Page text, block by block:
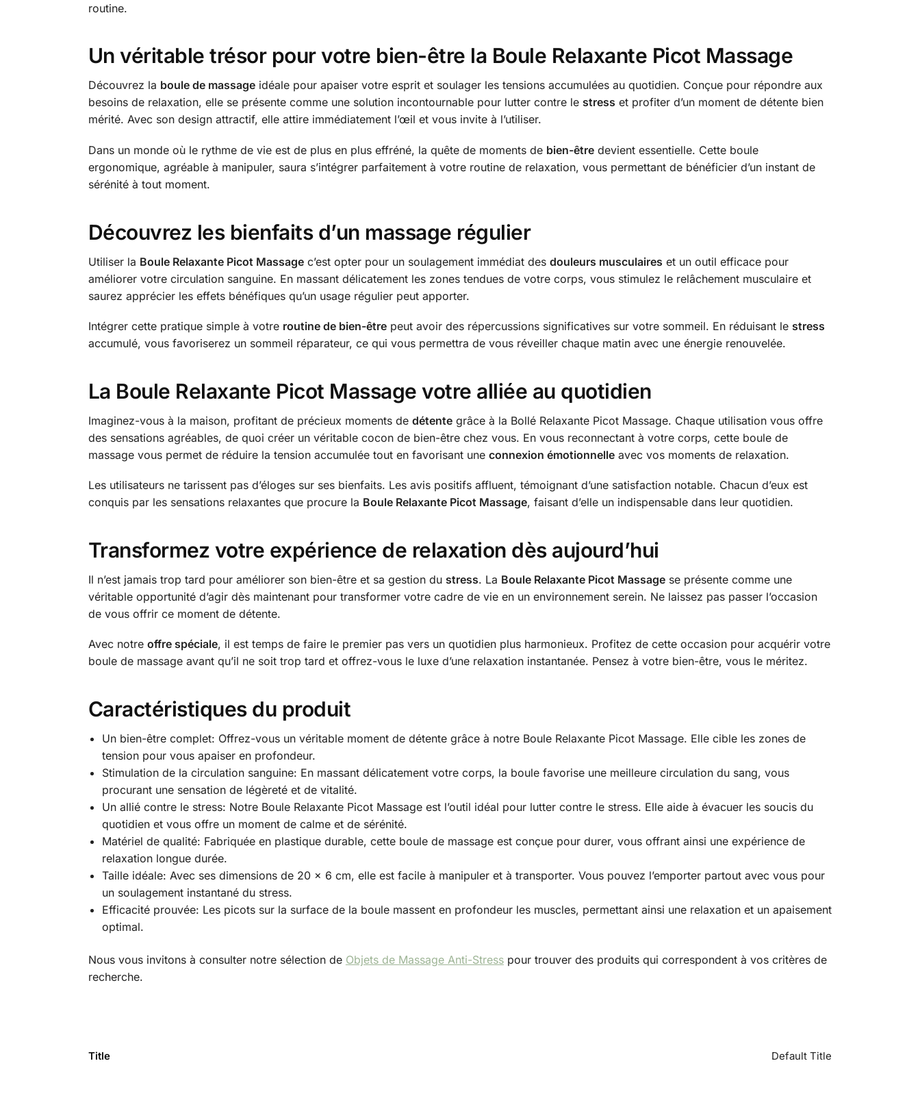
routine.
Un véritable trésor pour votre bien-être la Boule Relaxante Picot Massage
Découvrez la boule de massageidéale pour apaiser votre esprit et soulager les tensions accumulées au quotidien. Conçue pour répondre aux
besoins de relaxation, elle se présente comme une solution incontournable pour lutter contre le stress et profiter d’un moment de détente bien
mérité. Avec son design attractif, elle attire immédiatement l’œil et vous invite à l’utiliser.
Dans un monde où le rythme de vie est de plus en plus effréné, la quête de moments de bien-êtredevient essentielle. Cette boule
ergonomique, agréable à manipuler, saura s’intégrer parfaitement à votre routine de relaxation, vous permettant de bénéficier d’un instant de
sérénité à tout moment.
Découvrez les bienfaits d’un massage régulier
Utiliser la Boule Relaxante Picot Massagec’est opter pour un soulagement immédiat des douleurs musculaires et un outil efficace pour
améliorer votre circulation sanguine. En massant délicatement les zones tendues de votre corps, vous stimulez le relâchement musculaire et
saurez apprécier les effets bénéfiques qu’un usage régulier peut apporter.
Intégrer cette pratique simple à votre routine de bien-êtrepeut avoir des répercussions significatives sur votre sommeil. En réduisant le stress
accumulé, vous favoriserez un sommeil réparateur, ce qui vous permettra de vous réveiller chaque matin avec une énergie renouvelée.
La Boule Relaxante Picot Massage votre alliée au quotidien
Imaginez-vous à la maison, profitant de précieux moments de détentegrâce à la Bollé Relaxante Picot Massage. Chaque utilisation vous offre
des sensations agréables, de quoi créer un véritable cocon de bien-être chez vous. En vous reconnectant à votre corps, cette boule de
massage vous permet de réduire la tension accumulée tout en favorisant une connexion émotionnelleavec vos moments de relaxation.
Les utilisateurs ne tarissent pas d’éloges sur ses bienfaits. Les avis positifs affluent, témoignant d’une satisfaction notable. Chacun d’eux est
conquis par les sensations relaxantes que procure la Boule Relaxante Picot Massage, faisant d’elle un indispensable dans leur quotidien.
Transformez votre expérience de relaxation dès aujourd’hui
Il n’est jamais trop tard pour améliorer son bien-être et sa gestion du stress. La Boule Relaxante Picot Massagese présente comme une
véritable opportunité d’agir dès maintenant pour transformer votre cadre de vie en un environnement serein. Ne laissez pas passer l’occasion
de vous offrir ce moment de détente.
Avec notre offre spéciale, il est temps de faire le premier pas vers un quotidien plus harmonieux. Profitez de cette occasion pour acquérir votre
boule de massage avant qu’il ne soit trop tard et offrez-vous le luxe d’une relaxation instantanée. Pensez à votre bien-être, vous le méritez.
Caractéristiques du produit
Un bien-être complet: Offrez-vous un véritable moment de détente grâce à notre Boule Relaxante Picot Massage. Elle cible les zones de
tension pour vous apaiser en profondeur.
Stimulation de la circulation sanguine: En massant délicatement votre corps, la boule favorise une meilleure circulation du sang, vous
procurant une sensation de légèreté et de vitalité.
Un allié contre le stress: Notre Boule Relaxante Picot Massage est l’outil idéal pour lutter contre le stress. Elle aide à évacuer les soucis du
quotidien et vous offre un moment de calme et de sérénité.
Matériel de qualité: Fabriquée en plastique durable, cette boule de massage est conçue pour durer, vous offrant ainsi une expérience de
relaxation longue durée.
Taille idéale: Avec ses dimensions de 20 x 6 cm, elle est facile à manipuler et à transporter. Vous pouvez l’emporter partout avec vous pour
un soulagement instantané du stress.
Efficacité prouvée: Les picots sur la surface de la boule massent en profondeur les muscles, permettant ainsi une relaxation et un apaisement
optimal.
Nous vous invitons à consulter notre sélection de Objets de Massage Anti-Stresspour trouver des produits qui correspondent à vos critères de
recherche.
Title Default Title